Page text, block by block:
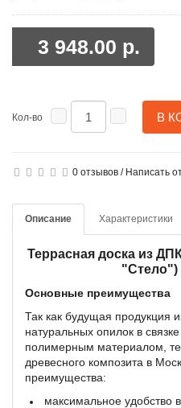
3 948.00 р.
Кол-во В
0 отзывов / Написать
Описание Характеристики
Террасная доска из
"Стело")
Основные преимущества
Так как будущая продукция
натуральных опилок в
полимерным материалом,
древесного композита в
преимущества:
максимальное